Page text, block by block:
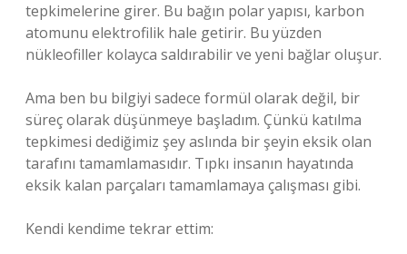
tepkimelerine girer. Bu bağın polar yapısı, karbon
atomunu elektrofilik hale getirir. Bu yüzden
nükleofiller kolayca saldırabilir ve yeni bağlar oluşur.
Ama ben bu bilgiyi sadece formül olarak değil, bir
süreç olarak düşünmeye başladım. Çünkü katılma
tepkimesi dediğimiz şey aslında bir şeyin eksik olan
tarafını tamamlamasıdır. Tıpkı insanın hayatında
eksik kalan parçaları tamamlamaya çalışması gibi.
Kendi kendime tekrar ettim: